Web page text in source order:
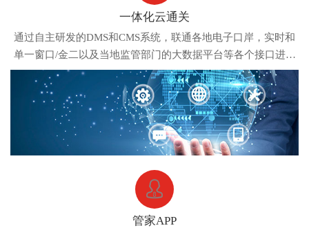
一体化云通关
通过自主研发的DMS和CMS系统，联通各地电子口岸，实时和
单一窗口/金二以及当地监管部门的大数据平台等各个接口进行
无缝连接
管家APP